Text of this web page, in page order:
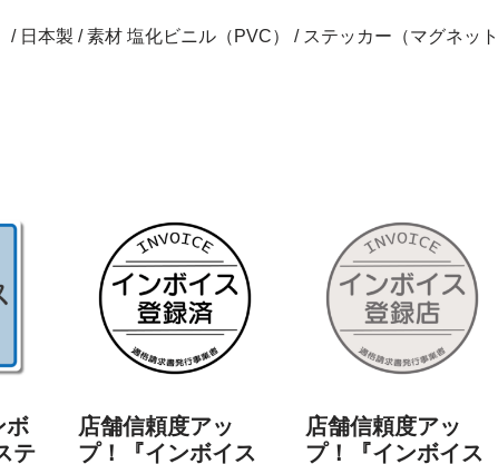
日本製 / 素材 塩化ビニル（PVC） / ステッカー（マグネット
ボ
テ
店舗信頼度アッ
プ！『インボイス
店舗信頼度アッ
プ！『インボイス